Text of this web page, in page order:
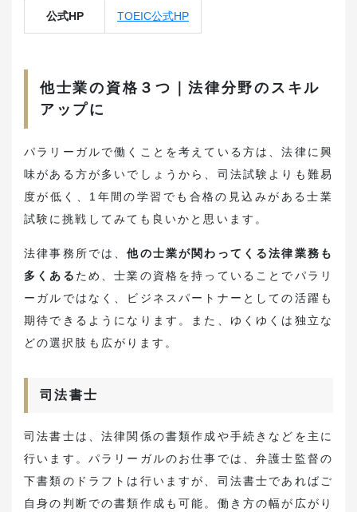
公式HP TOEIC公式HP
他士業の資格３つ｜法律分野のスキル
アップに
パラリーガルで働くことを考えている方は、法律に興
味がある方が多いでしょうから、司法試験よりも難易
度が低く、1年間の学習でも合格の見込みがある士業
試験に挑戦してみても良いかと思います。
法律事務所では、他の士業が関わってくる法律業務も
多くある ため、士業の資格を持っていることでパラリ
ーガルではなく、ビジネスパートナーとしての活躍も
期待できるようになります。また、ゆくゆくは独立な
どの選択肢も広がります。
司法書士
司法書士は、法律関係の書類作成や手続きなどを主に
行います。パラリーガルのお仕事では、弁護士監督の
下書類のドラフトは行いますが、司法書士であればご
自身の判断での書類作成も可能。働き方の幅が広がり